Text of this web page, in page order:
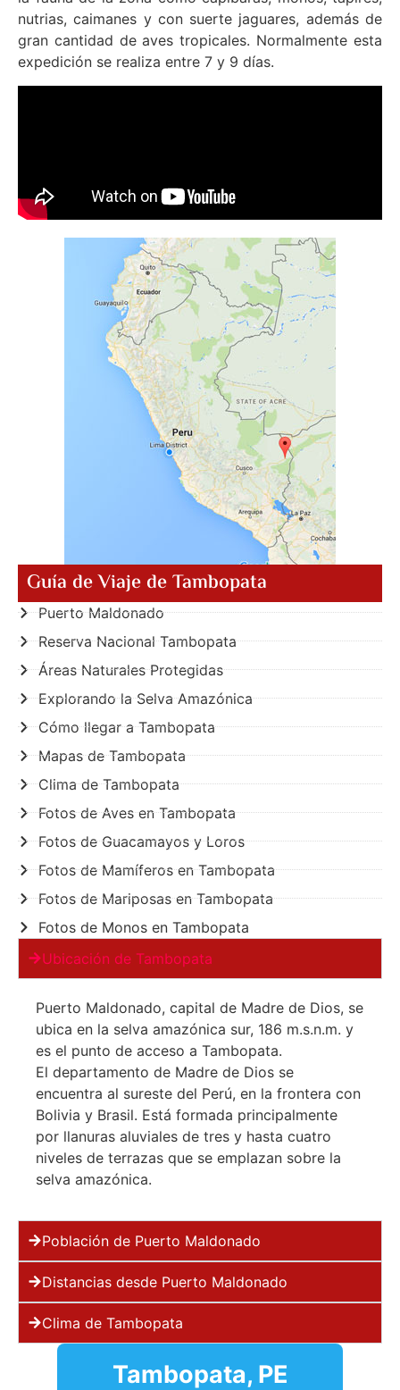
nutrias, caimanes y con suerte jaguares, además de
gran cantidad de aves tropicales. Normalmente esta
expedición se realiza entre 7 y 9 días.
Guía de Viaje de Tambopata
Puerto Maldonado
Reserva Nacional Tambopata
Áreas Naturales Protegidas
Explorando la Selva Amazónica
Cómo llegar a Tambopata
Mapas de Tambopata
Clima de Tambopata
Fotos de Aves en Tambopata
Fotos de Guacamayos y Loros
Fotos de Mamíferos en Tambopata
Fotos de Mariposas en Tambopata
Fotos de Monos en Tambopata
Ubicación de Tambopata
Puerto Maldonado, capital de Madre de Dios, se
ubica en la selva amazónica sur, 186 m.s.n.m. y
es el punto de acceso a Tambopata.
El departamento de Madre de Dios se
encuentra al sureste del Perú, en la frontera con
Bolivia y Brasil. Está formada principalmente
por llanuras aluviales de tres y hasta cuatro
niveles de terrazas que se emplazan sobre la
selva amazónica.
Población de Puerto Maldonado
Distancias desde Puerto Maldonado
Clima de Tambopata
Tambopata, PE